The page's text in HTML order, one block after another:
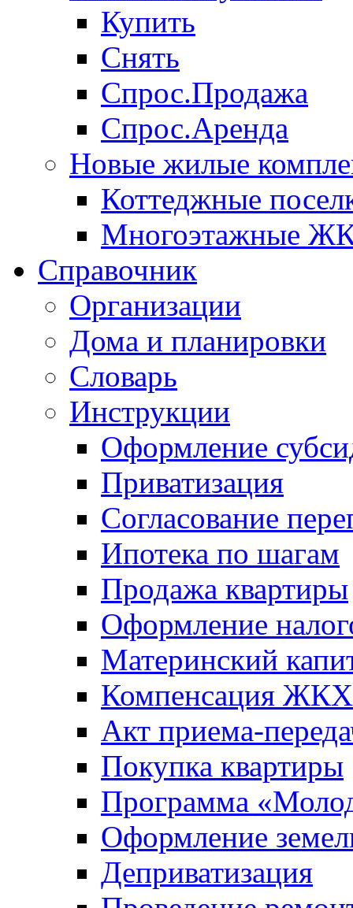
Купить
Снять
Спрос.Продажа
Спрос.Аренда
Новые жилые
Коттеджные
Многоэтажные
Справочник
Организации
Дома и планировки
Словарь
Инструкции
Оформление
Приватизация
Согласование
Ипотека по шагам
Продажа квартиры
Оформление
Материнский
Компенсация ЖКХ
Акт приема-
Покупка квартиры
Программа
Оформление
Деприватизация